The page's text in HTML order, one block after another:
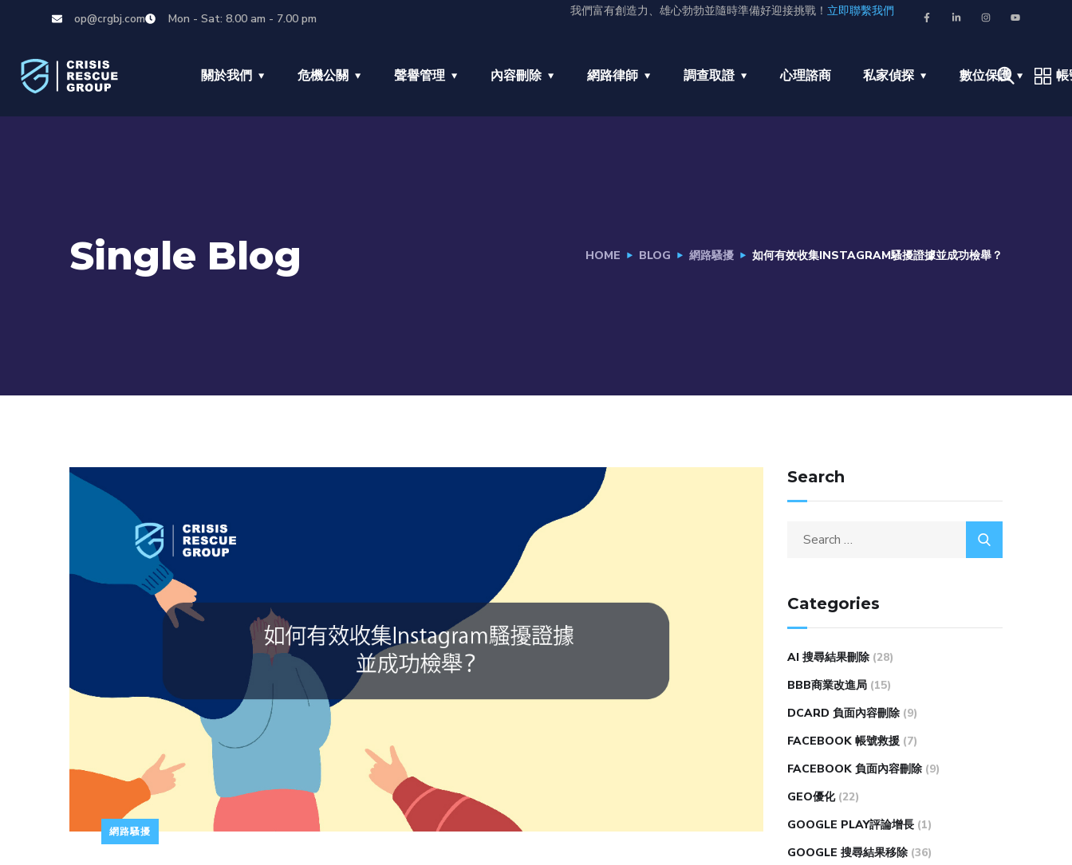
op@crgbj.com Mon - Sat: 8.00 am - 7.00 pm
我們富有創造力、雄心勃勃並隨時準備好迎接挑戰！ 立即聯繫我們
關於我們 危機公關 聲譽管理 內容刪除 網路律師 調查取證 心理諮商 私家偵探 數位保護
Single Blog HOME BLOG 網路騷擾 如何有效收集INSTAGRAM騷擾證據並成功檢舉？
網路騷擾
Search
Categories
AI 搜尋結果刪除 (28)
BBB商業改進局 (15)
DCARD 負面內容刪除 (9)
FACEBOOK 帳號救援 (7)
FACEBOOK 負面內容刪除 (9)
GEO優化 (22)
GOOGLE PLAY評論增長 (1)
GOOGLE 搜尋結果移除 (36)